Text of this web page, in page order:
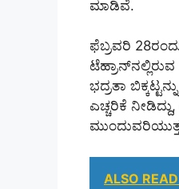
ಮಾಡಿವೆ.
ಫೆಬ್ರವರಿ
ಭದ್ರತಾ
ಎಚ್ಚರಿಕೆ
ALSO